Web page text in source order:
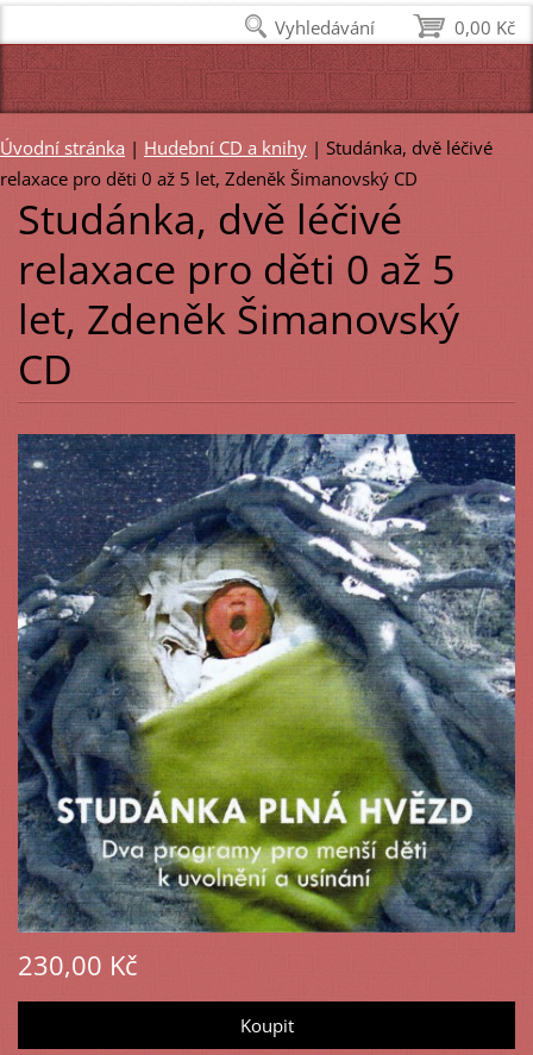
Úvodní stránka | Hudební CD a knihy | Studánka, dvě léčivé
relaxace pro děti 0 až 5 let, Zdeněk Šimanovský CD
Studánka, dvě léčivé
relaxace pro děti 0 až 5
let, Zdeněk Šimanovský
CD
230,00 Kč
0,00 Kč
Vyhledávání